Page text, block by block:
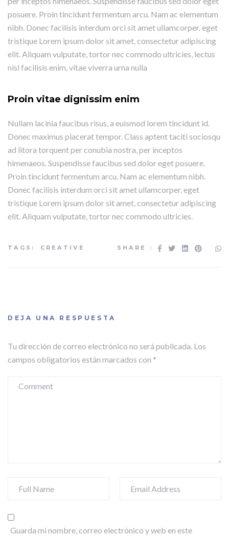
posuere. Proin tincidunt fermentum arcu. Nam ac elementum
nibh. Donec facilisis interdum orci sit amet ullamcorper. eget
tristique Lorem ipsum dolor sit amet, consectetur adipiscing
elit. Aliquam vulputate, tortor nec commodo ultricies, lectus
nisl facilisis enim, vitae viverra urna nulla
Proin vitae dignissim enim
Nullam lacinia faucibus risus, a euismod lorem tincidunt id.
Donec maximus placerat tempor. Class aptent taciti sociosqu
ad litora torquent per conubia nostra, per inceptos
himenaeos. Suspendisse faucibus sed dolor eget posuere.
Proin tincidunt fermentum arcu. Nam ac elementum nibh.
Donec facilisis interdum orci sit amet ullamcorper. eget
tristique Lorem ipsum dolor sit amet, consectetur adipiscing
elit. Aliquam vulputate, tortor nec commodo ultricies.
TAGS: CREATIVE SHARE :
DEJA UNA RESPUESTA
Tu dirección de correo electrónico no será publicada. Los
campos obligatorios están marcados con *
Guarda mi nombre, correo electrónico y web en este